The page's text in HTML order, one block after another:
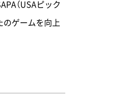
（USAピック
のゲームを向上